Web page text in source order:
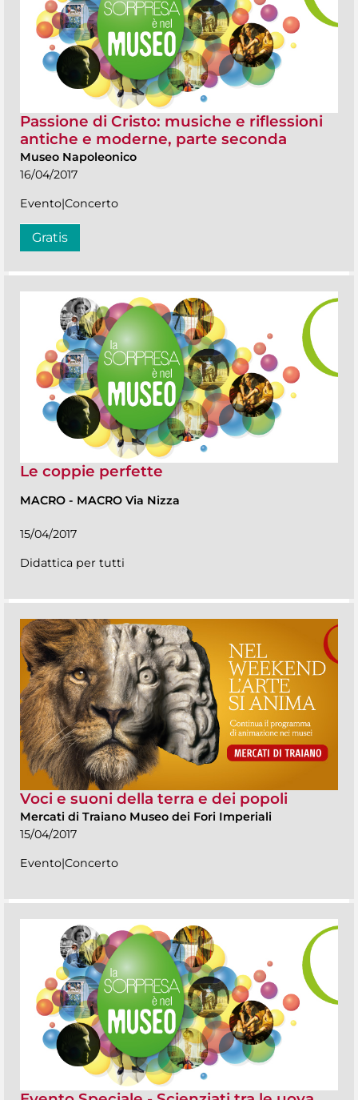
Passione di Cristo: musiche e riflessioni
antiche e moderne, parte seconda
Museo Napoleonico
16/04/2017
Evento|Concerto
Gratis
Le coppie perfette
MACRO - MACRO Via Nizza
15/04/2017
Didattica per tutti
Voci e suoni della terra e dei popoli
Mercati di Traiano Museo dei Fori Imperiali
15/04/2017
Evento|Concerto